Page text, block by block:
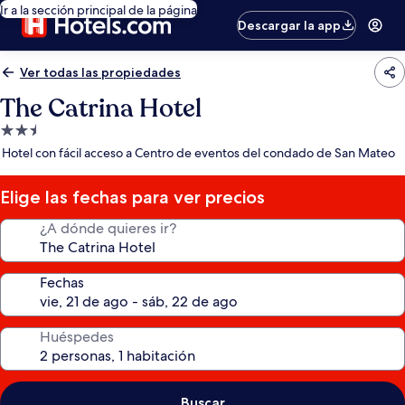
Ir a la sección principal de la página
Descargar la app
Ver todas las propiedades
The Catrina Hotel
Propiedad
de
estrellas
Hotel con fácil acceso a Centro de eventos del condado de San Mateo
Elige las fechas para ver precios
¿A dónde quieres ir?
Fechas
Huéspedes